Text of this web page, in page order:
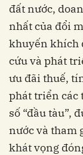
đất nước,
nhất của đổi
khuyến khích
cứu và phát
ưu đãi thuế,
phát triển các
số “đầu tàu”,
nước và tham
khát vọng